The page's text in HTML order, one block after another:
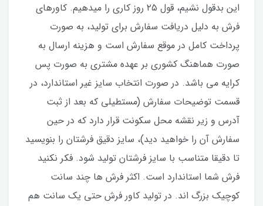
این بدقول نشیم، قول ۲۵ روز کاری را میدهیم. کاورهای
فرش به دلیل دریافت سفارش برای تولید، به صورت
پرداخت کامل در موقع سفارش است و هزینه ارسال به
صورت هماهنگ کشوری بر عهده مشتری به صورت پس
کرایه می باشد. در صورت انتخاب سایز غیر استاندارد، در
قسمت توضیحات سفارش (مستطیلی که بعد از ثبت
آدرس و زیر نقشه محل سکونت قرار دارد که در حین
سفارش آن را خواهید دید)، سایز دقیق فرشتان را بنویسید
تا دقیقا متناسب با سایز فرشتان تولید شود. فکر نکنید
فرش شما استاندارد است. اکثر فرش ها چند سانت
کوچیک بزرگ اند. در تولید کاور فرش حتی یک سانت هم